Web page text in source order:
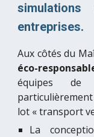
entreprises.
Aux côtés du
éco-
équipes
lot « transport
La